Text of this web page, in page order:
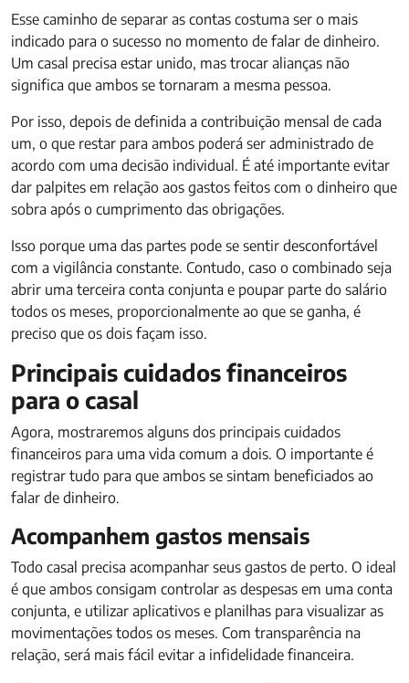
Esse caminho de separar as contas costuma ser o mais
indicado para o sucesso no momento de falar de dinheiro.
Um casal precisa estar unido, mas trocar alianças não
significa que ambos se tornaram a mesma pessoa.
Por isso, depois de definida a contribuição mensal de cada
um, o que restar para ambos poderá ser administrado de
acordo com uma decisão individual. É até importante evitar
dar palpites em relação aos gastos feitos com o dinheiro que
sobra após o cumprimento das obrigações.
Isso porque uma das partes pode se sentir desconfortável
com a vigilância constante. Contudo, caso o combinado seja
abrir uma terceira conta conjunta e poupar parte do salário
todos os meses, proporcionalmente ao que se ganha, é
preciso que os dois façam isso.
Principais cuidados financeiros
para o casal
Agora, mostraremos alguns dos principais cuidados
financeiros para uma vida comum a dois. O importante é
registrar tudo para que ambos se sintam beneficiados ao
falar de dinheiro.
Acompanhem gastos mensais
Todo casal precisa acompanhar seus gastos de perto. O ideal
é que ambos consigam controlar as despesas em uma conta
conjunta, e utilizar aplicativos e planilhas para visualizar as
movimentações todos os meses. Com transparência na
relação, será mais fácil evitar a infidelidade financeira.